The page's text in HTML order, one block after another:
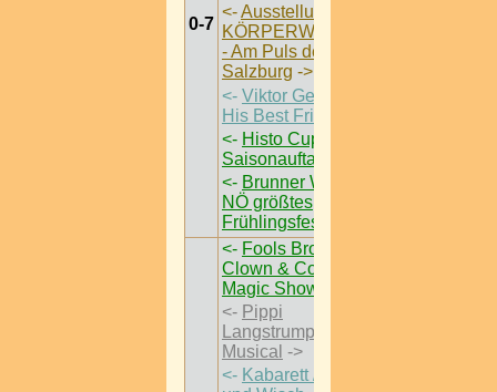
0-7
<-Ausstellung /
KÖRPERWELTEN
- Am Puls der Zeit |
Salzburg ->
<- Viktor Gernot &
His Best Friends
<- Histo Cup
Saisonauftakt
<- Brunner Wiesn |
NÖ größtes
Frühlingsfest
<- Fools Brothers -
Clown & Comedy
Magic Show
<- Pippi
Langstrumpf - Das
Musical ->
<- Kabarett / Flo